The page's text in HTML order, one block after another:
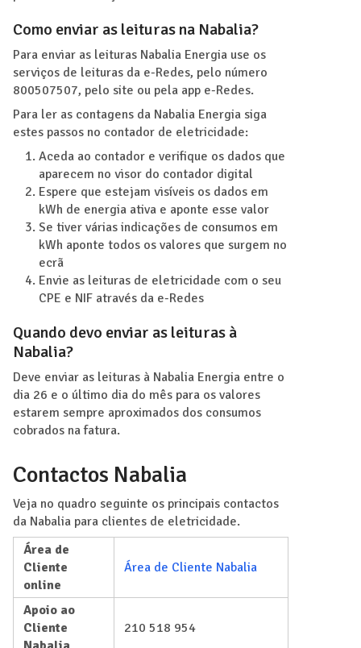
Como enviar as leituras na Nabalia?
Para enviar as leituras Nabalia Energia use os
serviços de leituras da e-Redes, pelo número
800507507, pelo site ou pela app e-Redes.
Para ler as contagens da Nabalia Energia siga
estes passos no contador de eletricidade:
Aceda ao contador e verifique os dados que
aparecem no visor do contador digital
Espere que estejam visíveis os dados em
kWh de energia ativa e aponte esse valor
Se tiver várias indicações de consumos em
kWh aponte todos os valores que surgem no
ecrã
Envie as leituras de eletricidade com o seu
CPE e NIF através da e-Redes
Quando devo enviar as leituras à
Nabalia?
Deve enviar as leituras à Nabalia Energia entre o
dia 26 e o último dia do mês para os valores
estarem sempre aproximados dos consumos
cobrados na fatura.
Contactos Nabalia
Veja no quadro seguinte os principais contactos
da Nabalia para clientes de eletricidade.
Área de
Cliente
online
Área de Cliente Nabalia
Apoio ao
Cliente
210 518 954